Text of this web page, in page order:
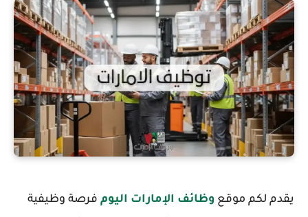
يقدم لكم موقع وظائف الإمارات اليوم فرصة وظيفية